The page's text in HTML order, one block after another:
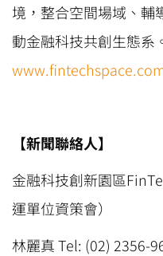
境，整合空間場域、輔
動金融科技共創生態系
【新聞聯絡人】
金融科技創新園區
運單位資策會）
林麗真 Tel: (02) 2356-